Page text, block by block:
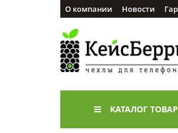
О компании Новости
КАТАЛОГ